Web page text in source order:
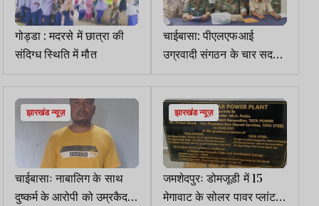
गोड्डा : मदरसे में छात्रा की
संदिग्ध स्थिति में मौत
चाईबासा: पीएलएफआई
उग्रवादी संगठन के चार सदस्य
गिरफ्तार, हथियार बरामद
झारखंड न्यूज़
चाईबासाः नाबालिग के साथ
दुष्कर्म के आरोपी को उम्रकैद
झारखंड न्यूज़
जमशेदपुरः डोमजूडी में 15
मेगावाट के सोलर पावर प्लांट